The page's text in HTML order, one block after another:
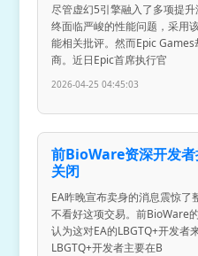
尽管虚幻5引擎融入了多项提
终面临严峻的性能问题，采用
能相关批评。然而Epic
商。近日Epic首席执行官
2026-04-25 04:45:03
前BioWare资深开发
关闭
EA昨晚宣布卖身的消息震惊了
不看好这项交易。前BioWare
认为这对EA的LBGTQ+开发者
LBGTQ+开发者主要在B